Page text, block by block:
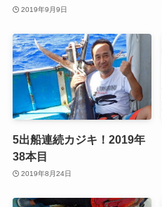
2019年9月9日
5出船連続カジキ！2019年
38本目
2019年8月24日